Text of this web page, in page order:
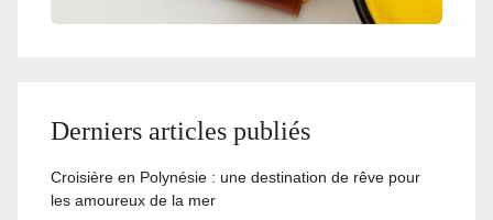
Derniers articles publiés
Croisière en Polynésie : une destination de rêve pour
les amoureux de la mer